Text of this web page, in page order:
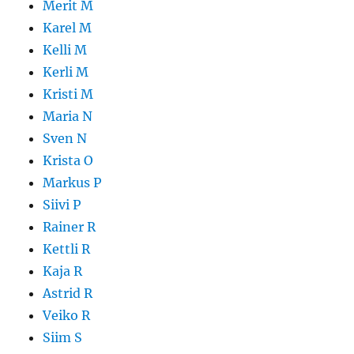
Merit M
Karel M
Kelli M
Kerli M
Kristi M
Maria N
Sven N
Krista O
Markus P
Siivi P
Rainer R
Kettli R
Kaja R
Astrid R
Veiko R
Siim S